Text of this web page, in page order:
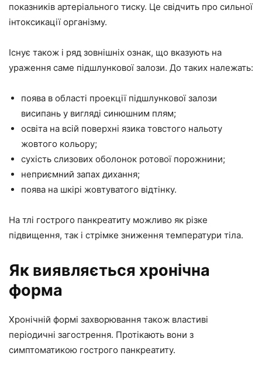
показників артеріального тиску. Це свідчить про сильної
інтоксикації організму.
Існує також і ряд зовнішніх ознак, що вказують на
ураження саме підшлункової залози. До таких належать:
поява в області проекції підшлункової залози
висипань у вигляді синюшним плям;
освіта на всій поверхні язика товстого нальоту
жовтого кольору;
сухість слизових оболонок ротової порожнини;
неприємний запах дихання;
поява на шкірі жовтуватого відтінку.
На тлі гострого панкреатиту можливо як різке
підвищення, так і стрімке зниження температури тіла.
Як виявляється хронічна
форма
Хронічній формі захворювання також властиві
періодичні загострення. Протікають вони з
симптоматикою гострого панкреатиту.